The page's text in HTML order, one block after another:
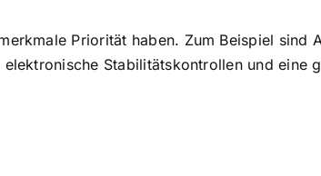
Priorität haben. Zum Beispiel sind
Stabilitätskontrollen und eine